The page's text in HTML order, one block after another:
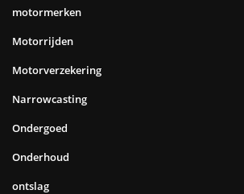
motormerken
Motorrijden
Motorverzekering
Narrowcasting
Ondergoed
Onderhoud
ontslag